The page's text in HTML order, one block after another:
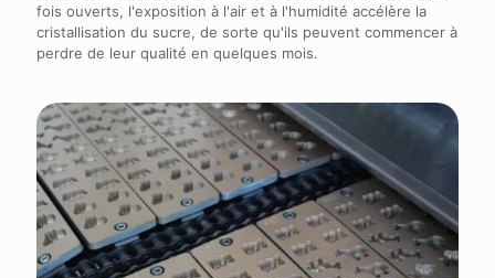
fois ouverts, l'exposition à l'air et à l'humidité accélère la
cristallisation du sucre, de sorte qu'ils peuvent commencer à
perdre de leur qualité en quelques mois.